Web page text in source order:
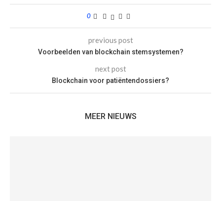
0
previous post
Voorbeelden van blockchain stemsystemen?
next post
Blockchain voor patiëntendossiers?
MEER NIEUWS